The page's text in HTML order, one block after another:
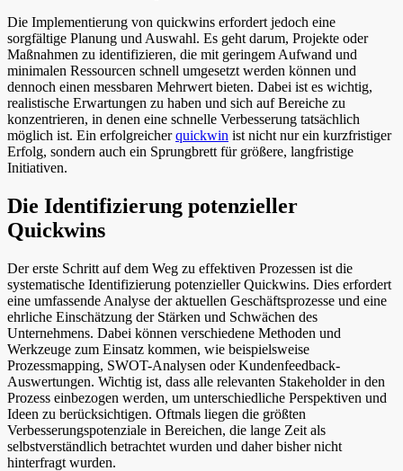
Die Implementierung von quickwins erfordert jedoch eine
sorgfältige Planung und Auswahl. Es geht darum, Projekte oder
Maßnahmen zu identifizieren, die mit geringem Aufwand und
minimalen Ressourcen schnell umgesetzt werden können und
dennoch einen messbaren Mehrwert bieten. Dabei ist es wichtig,
realistische Erwartungen zu haben und sich auf Bereiche zu
konzentrieren, in denen eine schnelle Verbesserung tatsächlich
möglich ist. Ein erfolgreicherquickwin ist nicht nur ein kurzfristiger
Erfolg, sondern auch ein Sprungbrett für größere, langfristige
Initiativen.
Die Identifizierung potenzieller
Quickwins
Der erste Schritt auf dem Weg zu effektiven Prozessen ist die
systematische Identifizierung potenzieller Quickwins. Dies erfordert
eine umfassende Analyse der aktuellen Geschäftsprozesse und eine
ehrliche Einschätzung der Stärken und Schwächen des
Unternehmens. Dabei können verschiedene Methoden und
Werkzeuge zum Einsatz kommen, wie beispielsweise
Prozessmapping, SWOT-Analysen oder Kundenfeedback-
Auswertungen. Wichtig ist, dass alle relevanten Stakeholder in den
Prozess einbezogen werden, um unterschiedliche Perspektiven und
Ideen zu berücksichtigen. Oftmals liegen die größten
Verbesserungspotenziale in Bereichen, die lange Zeit als
selbstverständlich betrachtet wurden und daher bisher nicht
hinterfragt wurden.